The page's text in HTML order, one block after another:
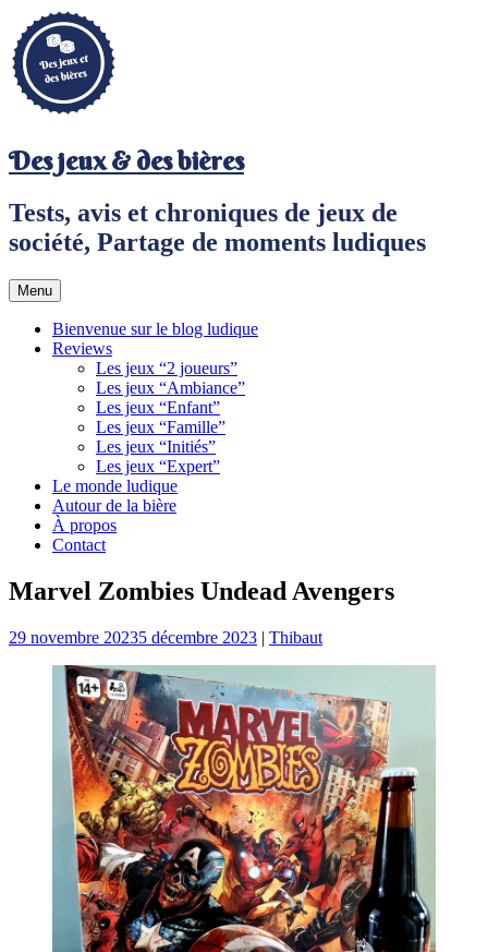
Aller
au
contenu
principal
Des jeux & des bières
Tests, avis et chroniques de jeux de
société, Partage de moments ludiques
Menu
Bienvenue sur le blog ludique
Reviews
Les jeux “2 joueurs”
Les jeux “Ambiance”
Les jeux “Enfant”
Les jeux “Famille”
Les jeux “Initiés”
Les jeux “Expert”
Le monde ludique
Autour de la bière
À propos
Contact
Marvel Zombies Undead Avengers
29 novembre 20235 décembre 2023 | Thibaut